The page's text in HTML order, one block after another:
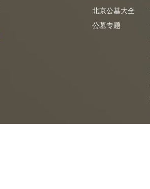
北京公墓大全
公墓专题